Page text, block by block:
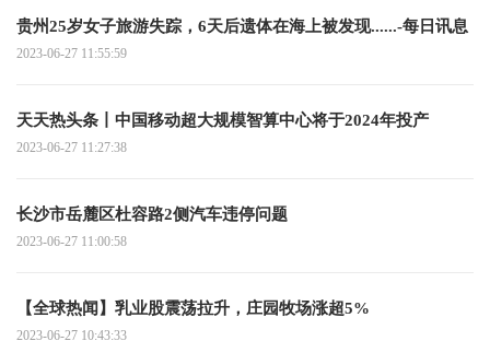
贵州25岁女子旅游失踪，6天后遗体在海上被发现......-每日讯息
2023-06-27 11:55:59
天天热头条丨中国移动超大规模智算中心将于2024年投产
2023-06-27 11:27:38
长沙市岳麓区杜容路2侧汽车违停问题
2023-06-27 11:00:58
【全球热闻】乳业股震荡拉升，庄园牧场涨超5%
2023-06-27 10:43:33